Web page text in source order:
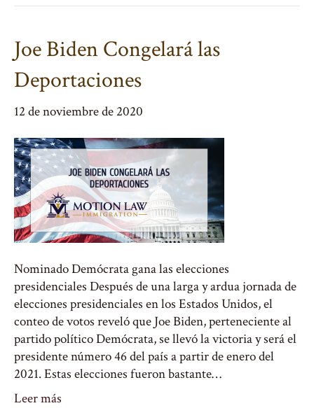
Joe Biden Congelará las
Deportaciones
12 de noviembre de 2020
Nominado Demócrata gana las elecciones
presidenciales Después de una larga y ardua jornada de
elecciones presidenciales en los Estados Unidos, el
conteo de votos reveló que Joe Biden, perteneciente al
partido político Demócrata, se llevó la victoria y será el
presidente número 46 del país a partir de enero del
2021. Estas elecciones fueron bastante…
Leer más